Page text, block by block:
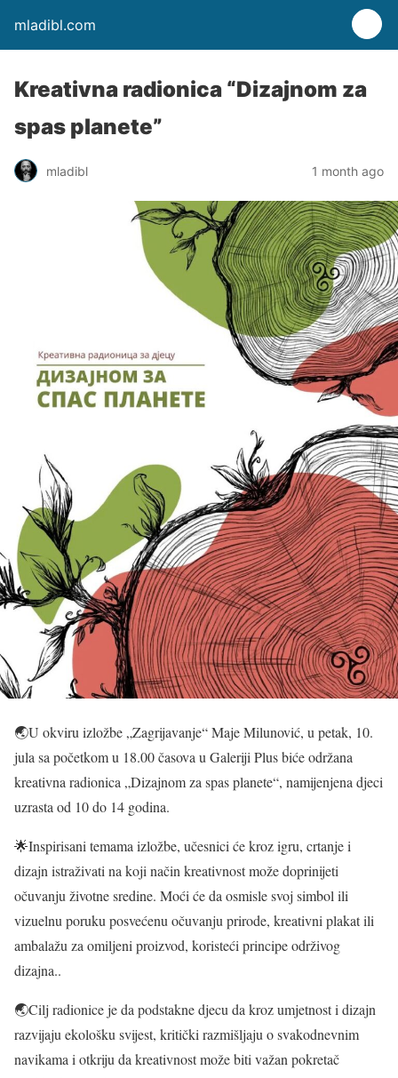
mladibl.com
Kreativna radionica “Dizajnom za
spas planete”
mladibl 1 month ago
🌏U okviru izložbe „Zagrijavanje“ Maje Milunović, u petak, 10.
jula sa početkom u 18.00 časova u Galeriji Plus biće održana
kreativna radionica „Dizajnom za spas planete“, namijenjena djeci
uzrasta od 10 do 14 godina.
🌟Inspirisani temama izložbe, učesnici će kroz igru, crtanje i
dizajn istraživati na koji način kreativnost može doprinijeti
očuvanju životne sredine. Moći će da osmisle svoj simbol ili
vizuelnu poruku posvećenu očuvanju prirode, kreativni plakat ili
ambalažu za omiljeni proizvod, koristeći principe održivog
dizajna..
🌏Cilj radionice je da podstakne djecu da kroz umjetnost i dizajn
razvijaju ekološku svijest, kritički razmišljaju o svakodnevnim
navikama i otkriju da kreativnost može biti važan pokretač